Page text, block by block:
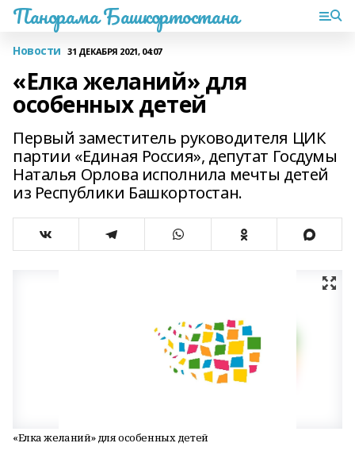
Панорама Башкортостана
Новости 31 ДЕКАБРЯ 2021, 04:07
«Елка желаний» для
особенных детей
Первый заместитель руководителя ЦИК
партии «Единая Россия», депутат Госдумы
Наталья Орлова исполнила мечты детей
из Республики Башкортостан.
«Елка желаний» для особенных детей